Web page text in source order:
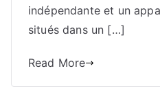
indépendante et un
situés dans un […]
Read More